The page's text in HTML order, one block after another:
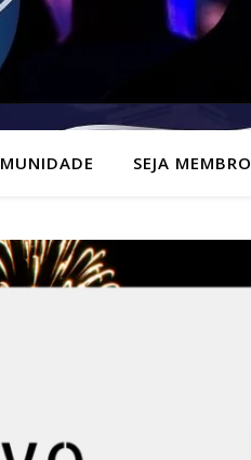
SEJA MEMBRO